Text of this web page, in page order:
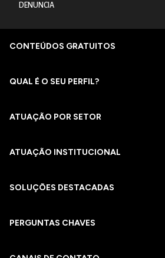
DENUNCIA
CONTEÚDOS GRATUITOS
QUAL É O SEU PERFIL?
ATUAÇÃO POR SETOR
ATUAÇÃO INSTITUCIONAL
SOLUÇÕES DESTACADAS
PERGUNTAS CHAVES​